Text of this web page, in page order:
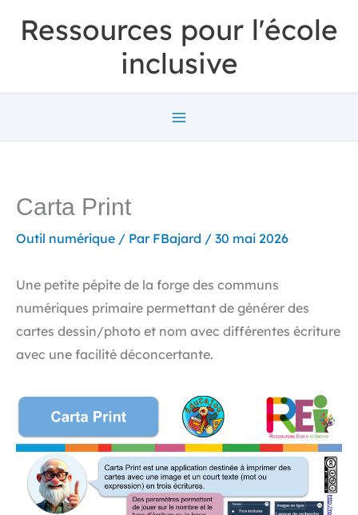
Ressources pour l'école
inclusive
Carta Print
Outil numérique / Par FBajard / 30 mai 2026
Une petite pépite de la forge des communs
numériques primaire permettant de générer des
cartes dessin/photo et nom avec différentes écriture
avec une facilité déconcertante.